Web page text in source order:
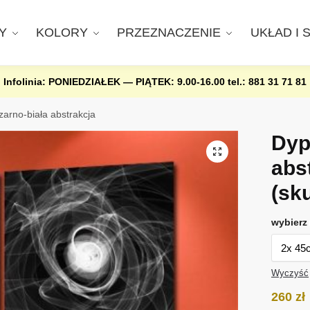
KOLORY PRZEZNACZENIE UKŁAD I
Infolinia: PONIEDZIAŁEK — PIĄTEK: 9.00-16.00 tel.: 881 31 71 81
biała abstrakcja
wybierz
Wyczyść
260 zł